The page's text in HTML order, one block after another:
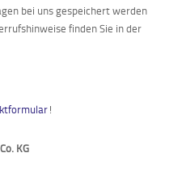
bei uns gespeichert werden
finden Sie in der
!
KG